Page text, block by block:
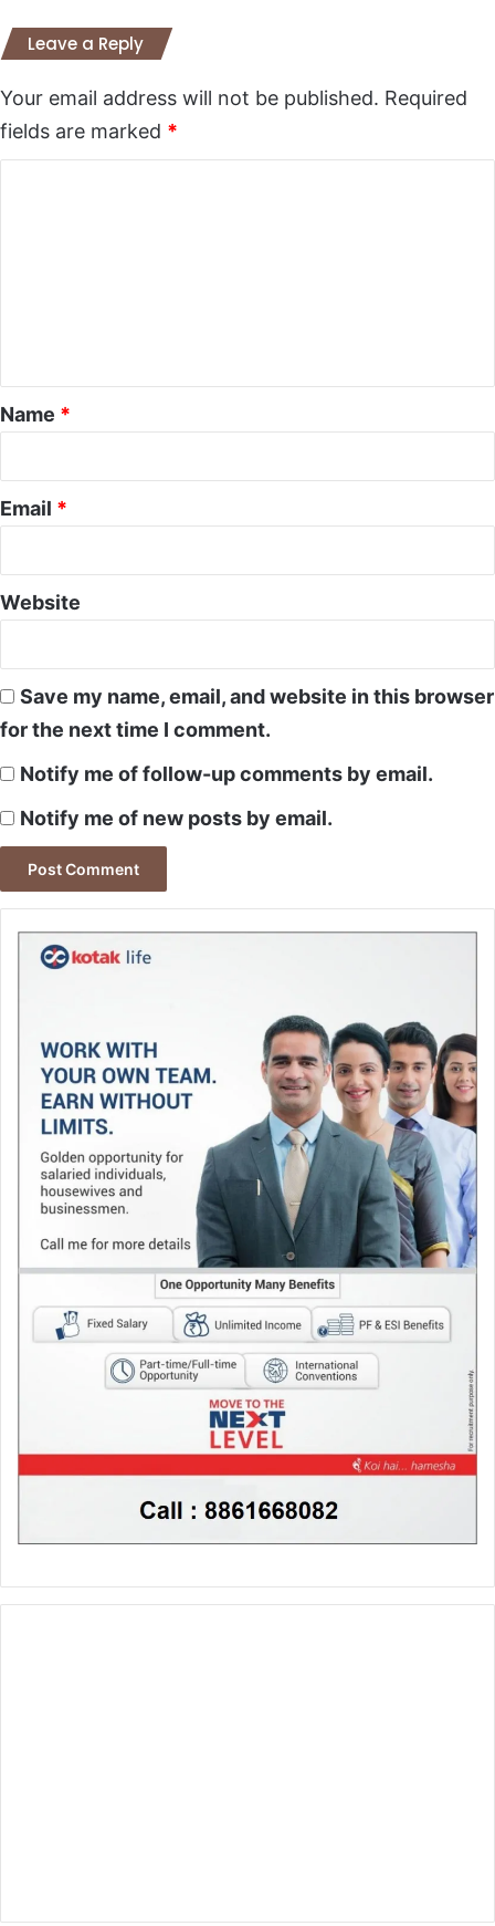
Leave a Reply
Your email address will not be published. Required
fields are marked *
*
Name *
Email *
Website
Save my name, email, and website in this browser
for the next time I comment.
Notify me of follow-up comments by email.
Notify me of new posts by email.